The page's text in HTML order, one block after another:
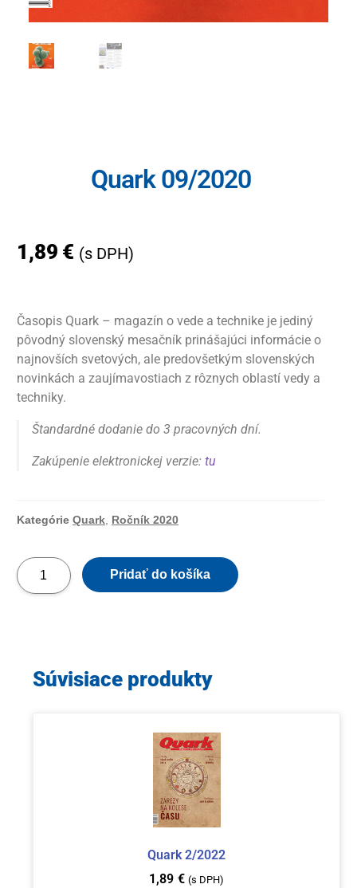
Quark 09/2020
1,89 € (s DPH)
Časopis Quark – magazín o vede a technike je jediný
pôvodný slovenský mesačník prinášajúci informácie o
najnovších svetových, ale predovšetkým slovenských
novinkách a zaujímavostiach z rôznych oblastí vedy a
techniky.
Štandardné dodanie do 3 pracovných dní.
Zakúpenie elektronickej verzie: tu
Kategórie Quark Ročník 2020
Pridať do košíka
Súvisiace produkty
Quark 2/2022
1,89 € (s DPH)